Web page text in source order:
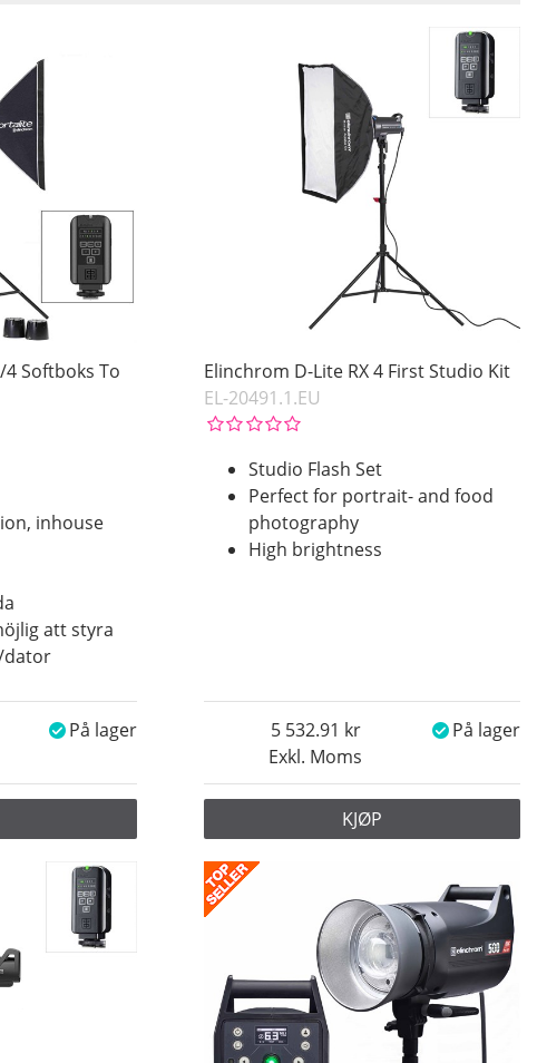
4 Softboks To
inhouse
att styra
dator
På lager
Elinchrom D-Lite RX 4 First Studio Kit
EL-20491.1.EU
Studio Flash Set
Perfect for portrait- and food
photography
High brightness
Exkl. Moms
5 532.91 På lager
KJØP